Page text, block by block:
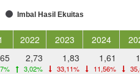
Imbal Hasil Ekuitas
2022 2023 2024
2,73
3,02%
1,83
33,11%
1,61
11,56%